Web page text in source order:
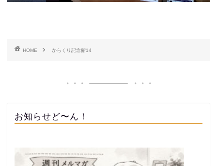
HOME からくり記念館14
お知らせど〜ん！